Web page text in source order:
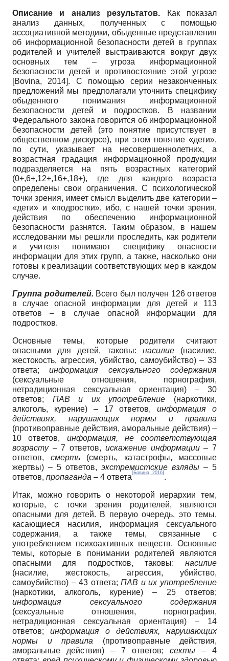
Описание и анализ результатов. Как показал
анализ данных, полученных с помощью
ассоциативной методики, обыденные представления
об информационной безопасности детей в группах
родителей и учителей выстраиваются вокруг двух
основных тем – угроза информационной
безопасности детей и противостояние этой угрозе
[Bovina, 2014]. С помощью серии незаконченных
предложений мы предполагали уточнить специфику
обыденного понимания информационной
безопасности детей и подростков. В названии
Федерального закона говорится об информационной
безопасности детей (это понятие присутствует в
общественном дискурсе), при этом понятие «дети»,
по сути, указывает на несовершеннолетних, а
возрастная градация информационной продукции
подразделяется на пять возрастных категорий
(0+,6+,12+,16+,18+), где для каждого возраста
определены свои ограничения. С психологической
точки зрения, имеет смысл выделить две категории –
«дети» и «подростки», ибо, с нашей точки зрения,
действия по обеспечению информационной
безопасности разнятся. Таким образом, в нашем
исследовании мы решили проследить, как родители
и учителя понимают специфику опасности
информации для этих групп, а также, насколько они
готовы к реализации соответствующих мер в каждом
случае.
Группа родителей. Всего был получен 126 ответов
в случае опасной информации для детей и 113
ответов – в случае опасной информации для
подростков.
Основные темы, которые родители считают
опасными для детей, таковы: насилие(насилие,
жестокость, агрессия, убийство, самоубийство) – 33
ответа;информация сексуального содержания
(сексуальные отношения, порнография,
нетрадиционная сексуальная ориентация) – 30
ответов; ПАВ и их употребление (наркотики,
алкоголь, курение) – 17 ответов,информация о
действиях, нарушающих нормы и правила
(противоправные действия, аморальные действия) –
10 ответов, информация, не соответствующая
возрасту– 7 ответов, искажение информации– 7
ответов, смерть(смерть, катастрофы, массовые
жертвы) – 5 ответов, экстремистские взляды – 5
ответов, пропаганда – 4 ответа [Бовина, 2016] .
Итак, можно говорить о некоторой иерархии тем,
которые, с точки зрения родителей, являются
опасными для детей. В первую очередь, это темы,
касающиеся насилия, информация сексуального
содержания, а также темы, связанные с
употреблением психоактивных веществ. Основные
темы, которые в понимании родителей являются
опасными для подростков, таковы: насилие
(насилие, жестокость, агрессия, убийство,
самоубийство) – 43 ответа;ПАВ и их употребление
(наркотики, алкоголь, курение) – 25 ответов;
информация сексуального содержания
(сексуальные отношения, порнография,
нетрадиционная сексуальная ориентация) – 14
ответов; информация о действиях, нарушающих
нормы и правила (противоправные действия,
аморальные действия) – 7 ответов; секты – 4